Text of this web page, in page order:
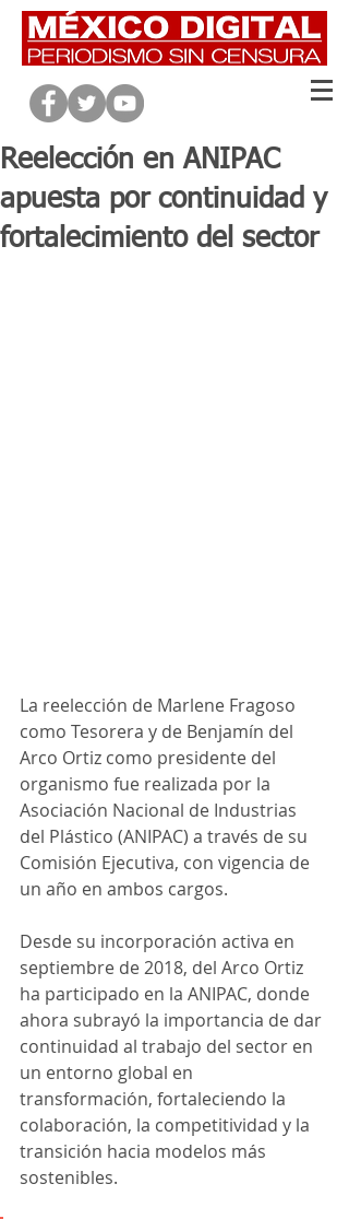
Reelección en ANIPAC
apuesta por continuidad y
fortalecimiento del sector
La reelección de Marlene Fragoso
como Tesorera y de Benjamín del
Arco Ortiz como presidente del
organismo fue realizada por la
Asociación Nacional de Industrias
del Plástico (ANIPAC) a través de su
Comisión Ejecutiva, con vigencia de
un año en ambos cargos.
Desde su incorporación activa en
septiembre de 2018, del Arco Ortiz
ha participado en la ANIPAC, donde
ahora subrayó la importancia de dar
continuidad al trabajo del sector en
un entorno global en
transformación, fortaleciendo la
colaboración, la competitividad y la
transición hacia modelos más
sostenibles.